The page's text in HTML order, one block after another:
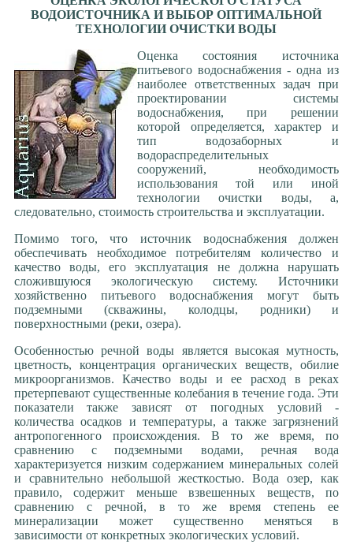
Бурение - какие проблемы?
Абиссинский колодец
Ручное бурение скважины
ИГИ (изыскания)
Трубы: металл+пластик
Заилившиеся скважины
Ремонт артскважин
*** Водоснабжение
Обустройство скважины
Вода в загородном доме
Водоснабжение на даче
Колодцы: мифы и реальность
Источник жизни в доме
Оцинкованные трубы
*** Вода
О питании водой всего живого
Откуда берется вода
Что считать полезной водой?
Железная вода из скважины
Гидрогеология Подмосковья
Подземные воды МО
Оценка экологического статуса
Питьевая вода - ПДК
Показатели качества воды
УФ обеззараживание воды
*** Благоустройство
Доступные радости
Фонтаны, водопады и насосы
Тепловые насосы
Отопление и ГВС
ВОДОИСТОЧНИКА И ВЫБОР ОПТИМАЛЬНОЙ
ТЕХНОЛОГИИ ОЧИСТКИ ВОДЫ
Оценка состояния источника
питьевого водоснабжения - одна из
наиболее ответственных задач при
проектировании системы
водоснабжения, при решении
которой определяется, характер и
тип водозаборных и
водораспределительных
сооружений, необходимость
использования той или иной
технологии очистки воды, а,
следовательно, стоимость строительства и эксплуатации.
Помимо того, что источник водоснабжения должен
обеспечивать необходимое потребителям количество и
качество воды, его эксплуатация не должна нарушать
сложившуюся экологическую систему. Источники
хозяйственно питьевого водоснабжения могут быть
подземными (скважины, колодцы, родники) и
поверхностными (реки, озера).
Особенностью речной воды является высокая мутность,
цветность, концентрация органических веществ, обилие
микроорганизмов. Качество воды и ее расход в реках
претерпевают существенные колебания в течение года. Эти
показатели также зависят от погодных условий -
количества осадков и температуры, а также загрязнений
антропогенного происхождения. В то же время, по
сравнению с подземными водами, речная вода
характеризуется низким содержанием минеральных солей
и сравнительно небольшой жесткостью. Вода озер, как
правило, содержит меньше взвешенных веществ, по
сравнению с речной, в то же время степень ее
минерализации может существенно меняться в
зависимости от конкретных экологических условий.